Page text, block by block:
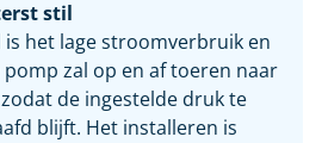
stil
het lage stroomverbruik en
zal op en af toeren naar
de ingestelde druk te
blijft. Het installeren is